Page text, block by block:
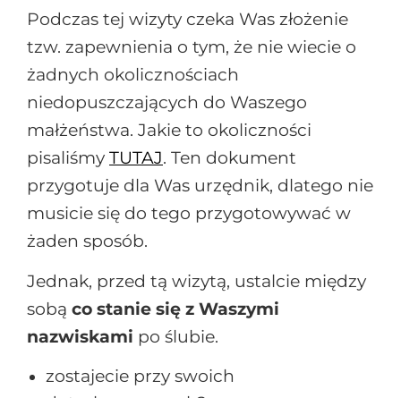
Podczas tej wizyty czeka Was złożenie
tzw. zapewnienia o tym, że nie wiecie o
żadnych okolicznościach
niedopuszczających do Waszego
małżeństwa. Jakie to okoliczności
pisaliśmy TUTAJ. Ten dokument
przygotuje dla Was urzędnik, dlatego nie
musicie się do tego przygotowywać w
żaden sposób.
Jednak, przed tą wizytą, ustalcie między
sobą co stanie się z Waszymi
nazwiskami po ślubie.
zostajecie przy swoich